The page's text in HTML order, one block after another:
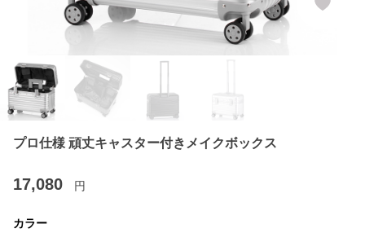
プロ仕様 頑丈キャスター付きメイクボックス
17,080 円
カラー